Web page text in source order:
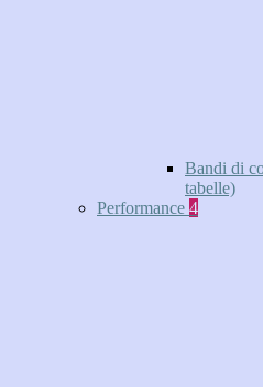
Bandi di
tabelle)
Performance 4